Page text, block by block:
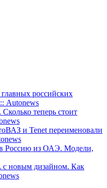
российских
Autonews
теперь стоит
и Tenet переименовали
Россию из ОАЭ. Модели,
с новым дизайном. Как